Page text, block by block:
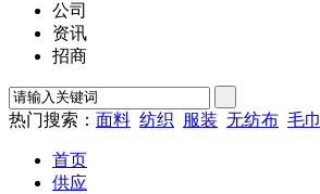
公司
资讯
招商
热门搜索： 面料 纺织 服装 无纺布 毛巾
首页
供应